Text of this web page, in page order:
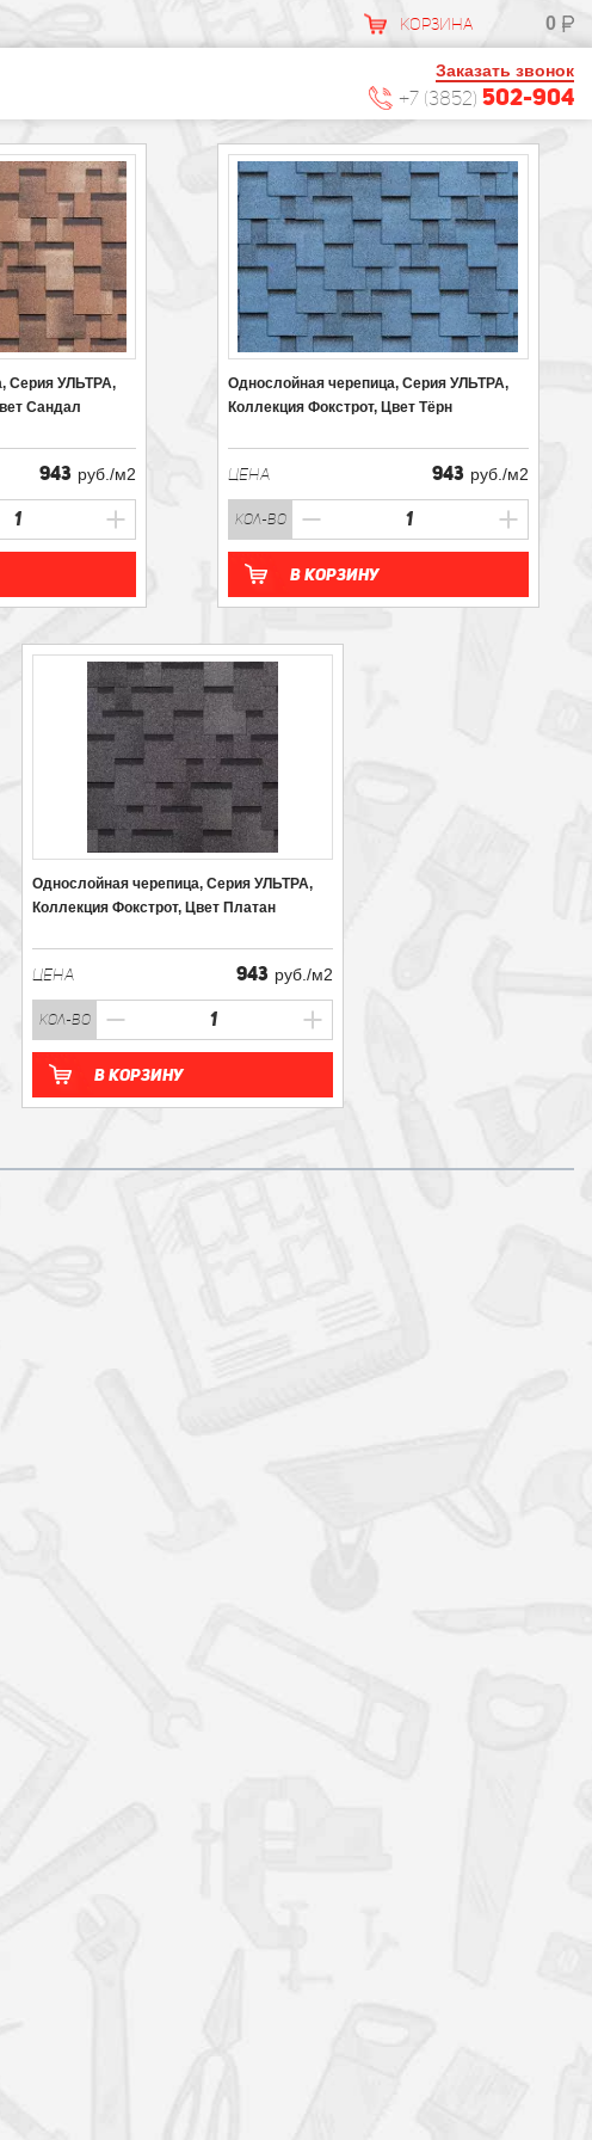
КОРЗИНА 0
Заказать звонок
+7 (3852) 502-904
Серия УЛЬТРА,
Сандал
943 руб./м2
Однослойная черепица, Серия УЛЬТРА,
Коллекция Фокстрот, Цвет Тёрн
ЦЕНА 943 руб./м2
кол-во
В корзину
Однослойная черепица, Серия УЛЬТРА,
Коллекция Фокстрот, Цвет Платан
ЦЕНА 943 руб./м2
кол-во
В корзину